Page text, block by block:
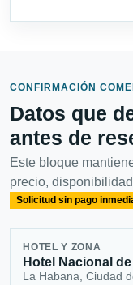
CONFIRMACIÓN
Datos que
antes de
Este bloque
precio,
Solicitud sin pago
HOTEL Y ZONA
Hotel Nacional
La Habana, Ciudad